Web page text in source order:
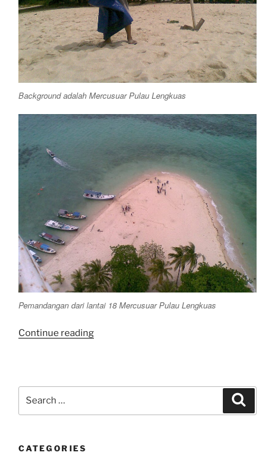
Background adalah Mercusuar Pulau Lengkuas
Pemandangan dari lantai 18 Mercusuar Pulau Lengkuas
Continue reading“Tour
CATEGORIES